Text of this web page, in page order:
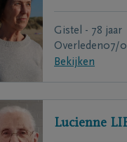
Gistel - 78 jaar
Overleden07/
Bekijken
Lucienne